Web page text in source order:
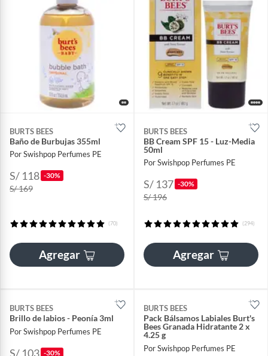
BURTS BEES
Baño de Burbujas 355ml
Por Swishpop Perfumes PE
S/ 118 -30%
S/ 169
(70)
Agregar
BURTS BEES
BB Cream SPF 15 - Luz-Media
50ml
Por Swishpop Perfumes PE
S/ 137 -30%
S/ 196
(294)
Agregar
BURTS BEES
Brillo de labios - Peonía 3ml
Por Swishpop Perfumes PE
S/ 103 -30%
BURTS BEES
Pack Bálsamos Labiales Burt's
Bees Granada Hidratante 2 x
4.25 g
Por Swishpop Perfumes PE